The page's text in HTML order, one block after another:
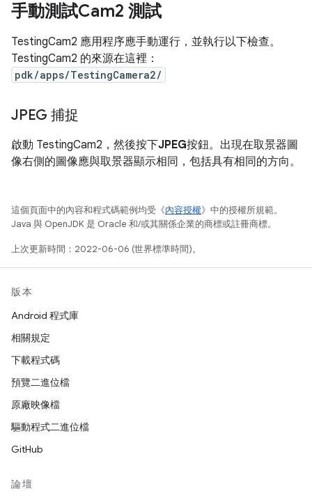
手動測試Cam2 測試
TestingCam2 應用程序應手動運行，並執行以下檢查。
TestingCam2 的來源在這裡：
pdk/apps/TestingCamera2/
JPEG 捕捉
啟動 TestingCam2，然後按下JPEG按鈕。出現在取景器圖
像右側的圖像應與取景器顯示相同，包括具有相同的方向。
這個頁面中的內容和程式碼範例均受《內容授權》中的授權所規範。
Java 與 OpenJDK 是 Oracle 和/或其關係企業的商標或註冊商標。
上次更新時間：2022-06-06 (世界標準時間)。
版本
Android 程式庫
相關規定
下載程式碼
預覽二進位檔
原廠映像檔
驅動程式二進位檔
GitHub
論壇